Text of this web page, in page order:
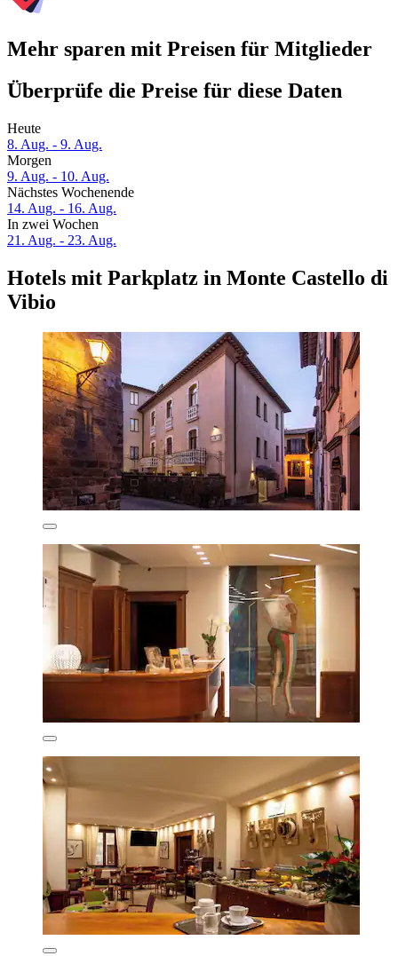
Mehr sparen mit Preisen für Mitglieder
Überprüfe die Preise für diese Daten
Heute
8. Aug. - 9. Aug.
Morgen
9. Aug. - 10. Aug.
Nächstes Wochenende
14. Aug. - 16. Aug.
In zwei Wochen
21. Aug. - 23. Aug.
Hotels mit Parkplatz in Monte Castello di
Vibio